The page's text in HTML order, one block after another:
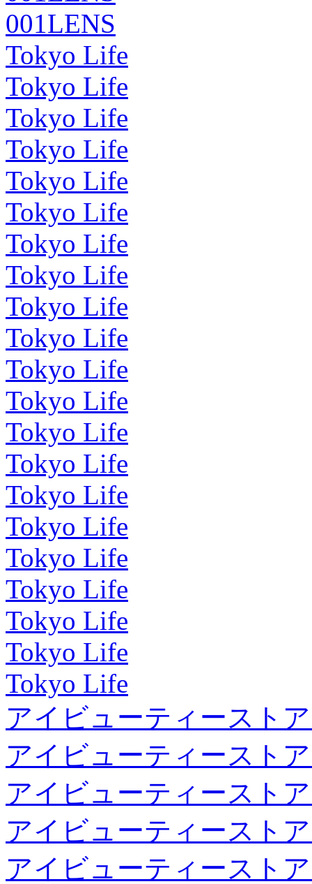
001LENS
Tokyo Life
Tokyo Life
Tokyo Life
Tokyo Life
Tokyo Life
Tokyo Life
Tokyo Life
Tokyo Life
Tokyo Life
Tokyo Life
Tokyo Life
Tokyo Life
Tokyo Life
Tokyo Life
Tokyo Life
Tokyo Life
Tokyo Life
Tokyo Life
Tokyo Life
Tokyo Life
Tokyo Life
アイビューティースト
アイビューティースト
アイビューティースト
アイビューティースト
アイビューティースト